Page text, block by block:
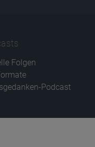
Folgen
Podcast